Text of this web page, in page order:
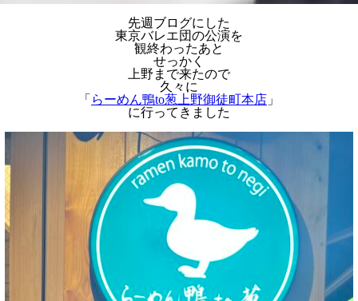
先週ブログにした
東京バレエ団の公演を
観終わったあと
せっかく
上野まで来たので
久々に
「 らーめん鴨to葱上野御徒町本店 」
に行ってきました